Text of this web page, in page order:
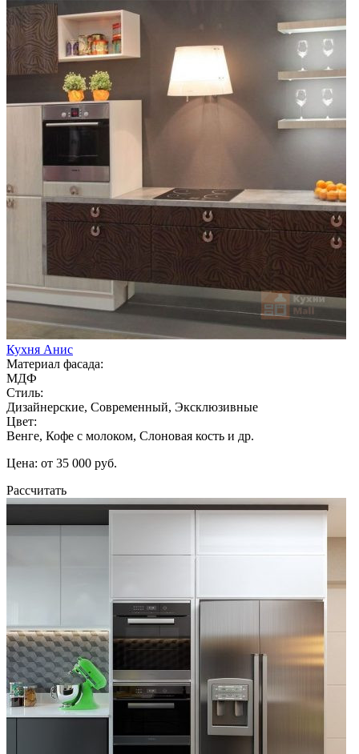
Кухня Анис
Материал фасада:
МДФ
Стиль:
Дизайнерские, Современный, Эксклюзивные
Цвет:
Венге, Кофе с молоком, Слоновая кость и др.
Цена: от 35 000 руб.
Рассчитать